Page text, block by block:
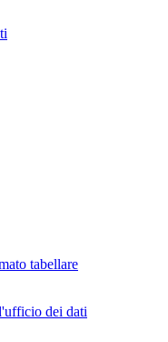
tabellare
dei dati